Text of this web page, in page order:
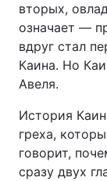
вторых,
означает —
вдруг стал
Каина. Но
Авеля.
История
греха,
говорит,
сразу двух